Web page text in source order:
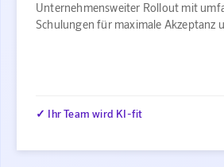
Unternehmensweiter Rollout mit
Schulungen für maximale Akzeptanz
✓ Ihr Team wird KI-fit